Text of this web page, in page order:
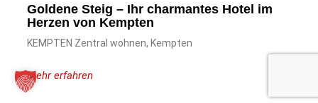
Goldene Steig – Ihr charmantes Hotel im
Herzen von Kempten
KEMPTEN Zentral wohnen, Kempten
Mehr erfahren